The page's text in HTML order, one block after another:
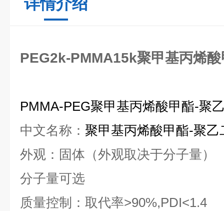
PEG2k-PMMA15k聚甲基丙烯
PMMA-PEG聚甲基丙烯酸甲酯-聚
中文名称： 聚甲基丙烯酸甲酯-聚乙
外观：固体（外观取决于分子量）
分子量可选
质量控制：取代率>90%,PDI<1.4